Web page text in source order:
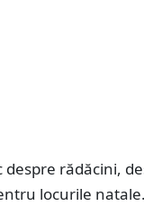
rădăcini,
locurile